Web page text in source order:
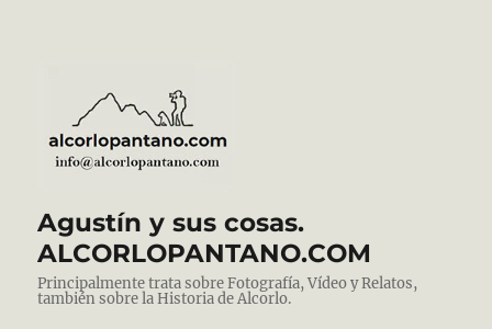
Agustín y sus cosas.
ALCORLOPANTANO.COM
Principalmente trata sobre Fotografía, Vídeo y Relatos,
también sobre la Historia de Alcorlo.